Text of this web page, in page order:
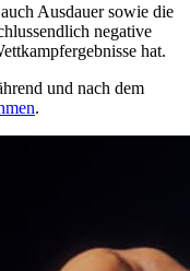
Ausdauer sowie die
negative
hat.
und nach dem
.